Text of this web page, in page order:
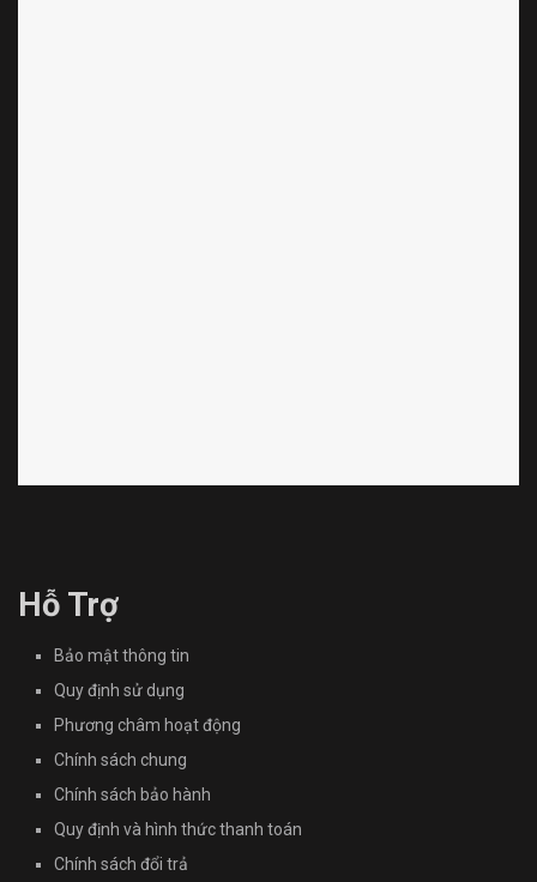
Hỗ Trợ
Bảo mật thông tin
Quy định sử dụng
Phương châm hoạt động
Chính sách chung
Chính sách bảo hành
Quy định và hình thức thanh toán
Chính sách đổi trả